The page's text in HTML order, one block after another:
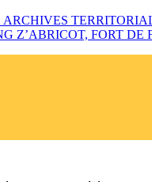
Z’ABRICOT, FORT DE